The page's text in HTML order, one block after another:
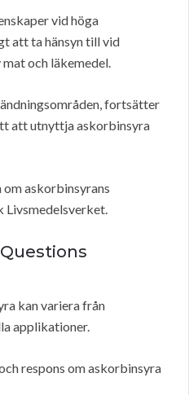
vid höga
att ta hänsyn till vid
och läkemedel.
fortsätter
att utnyttja askorbinsyra
askorbinsyrans
Livsmedelsverket.
kan variera från
applikationer.
respons om askorbinsyra